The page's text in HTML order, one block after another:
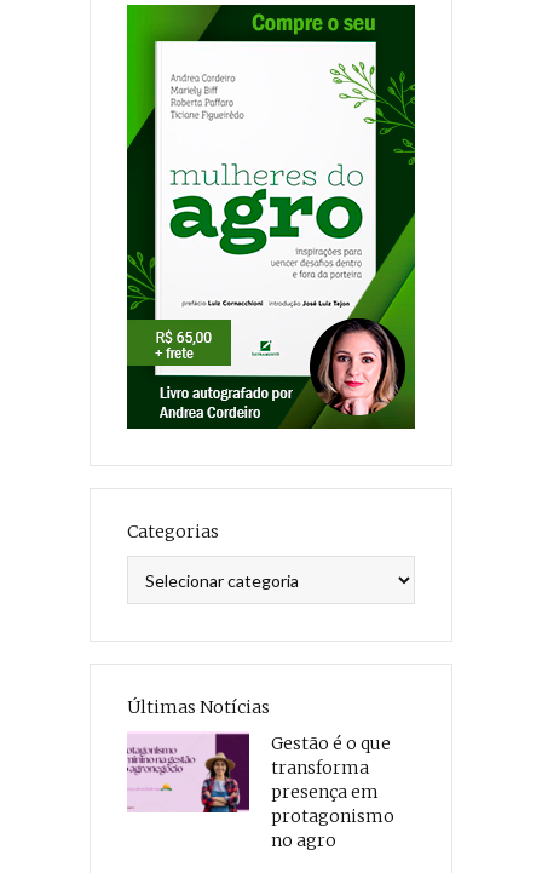
Categorias
Últimas Notícias
Gestão é o que
transforma
presença em
protagonismo
no agro